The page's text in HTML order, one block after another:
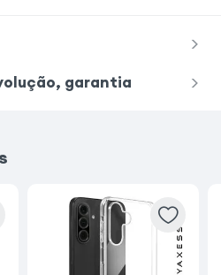
iPhone 11
garantia